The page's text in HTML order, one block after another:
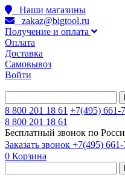
Наши магазины
zakaz@bigtool.ru
Получение и оплата
Оплата
Доставка
Самовывоз
Войти
8 800 201 18 61 +7(495) 661-
8 800 201 18 61
Бесплатный звонок по
Заказать звонок +7(495)
0 Корзина